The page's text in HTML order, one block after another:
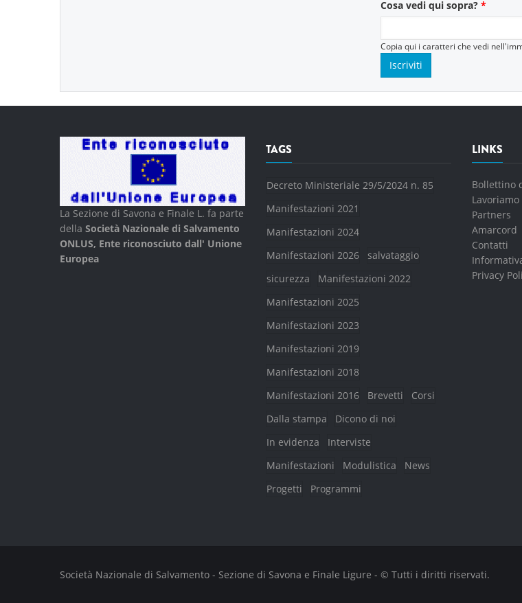
Cosa vedi qui sopra? *
Copia qui i caratteri che vedi
La Sezione di Savona e Finale L. fa parte
della Società Nazionale di Salvamento
ONLUS, Ente riconosciuto dall' Unione
Europea
TAGS
Decreto Ministeriale 29/5/2024 n. 85
Manifestazioni 2021
Manifestazioni 2024
Manifestazioni 2026
salvataggio
sicurezza
Manifestazioni 2022
Manifestazioni 2025
Manifestazioni 2023
Manifestazioni 2019
Manifestazioni 2018
Manifestazioni 2016
Brevetti
Corsi
Dalla stampa
Dicono di noi
In evidenza
Interviste
Manifestazioni
Modulistica
News
Progetti
Programmi
LINKS
Bollettino
Lavoriamo
Partners
Amarcord
Contatti
Privacy
Società Nazionale di Salvamento - Sezione di Savona e Finale Ligure - © Tutti i diritti riservati.